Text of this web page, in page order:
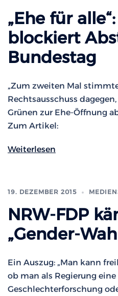
„Ehe für
blockiert
Bundestag
„Zum zweiten Mal
Rechtsausschuss
Grünen zur Ehe-Öffnung
Zum Artikel:
Weiterlesen
19. DEZEMBER 2015
NRW-FDP
„Gender-
Ein Auszug: „Man kann
ob man als Regierung
Geschlechterforschung